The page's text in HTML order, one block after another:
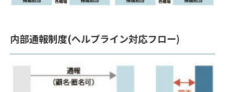
内部通報制度(ヘルプライン対応フロー)